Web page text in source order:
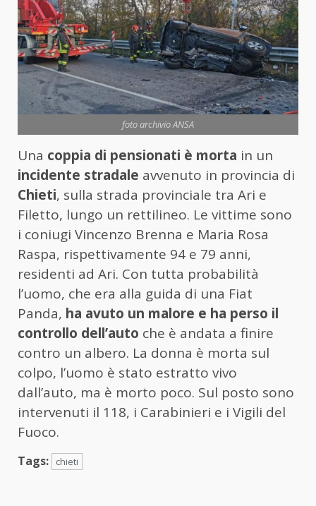
foto archivio ANSA
Una coppia di pensionati è morta in un
incidente stradale avvenuto in provincia di
Chieti, sulla strada provinciale tra Ari e
Filetto, lungo un rettilineo. Le vittime sono
i coniugi Vincenzo Brenna e Maria Rosa
Raspa, rispettivamente 94 e 79 anni,
residenti ad Ari. Con tutta probabilità
l’uomo, che era alla guida di una Fiat
Panda, ha avuto un malore e ha perso il
controllo dell’auto che è andata a finire
contro un albero. La donna è morta sul
colpo, l’uomo è stato estratto vivo
dall’auto, ma è morto poco. Sul posto sono
intervenuti il 118, i Carabinieri e i Vigili del
Fuoco.
Tags: chieti